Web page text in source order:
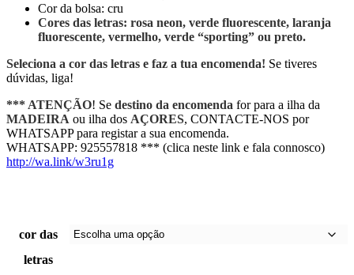
Cor da bolsa: cru
Cores das letras: rosa neon, verde fluorescente, laranja
fluorescente, vermelho, verde “sporting” ou preto.
Seleciona a cor das letras e faz a tua encomenda! Se tiveres
dúvidas, liga!
*** ATENÇÃO! Se destino da encomenda for para a ilha da
MADEIRA ou ilha dos AÇORES, CONTACTE-NOS por
WHATSAPP para registar a sua encomenda.
WHATSAPP: 925557818 *** (clica neste link e fala connosco)
http://wa.link/w3ru1g
cor das
letras